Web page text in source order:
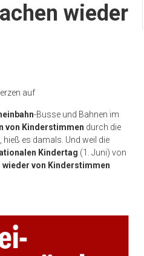
wieder
auf
-Busse und Bahnen im
von Kinderstimmen durch die
hieß es damals. Und weil die
Kindertag (1. Juni) von
wieder von Kinderstimmen